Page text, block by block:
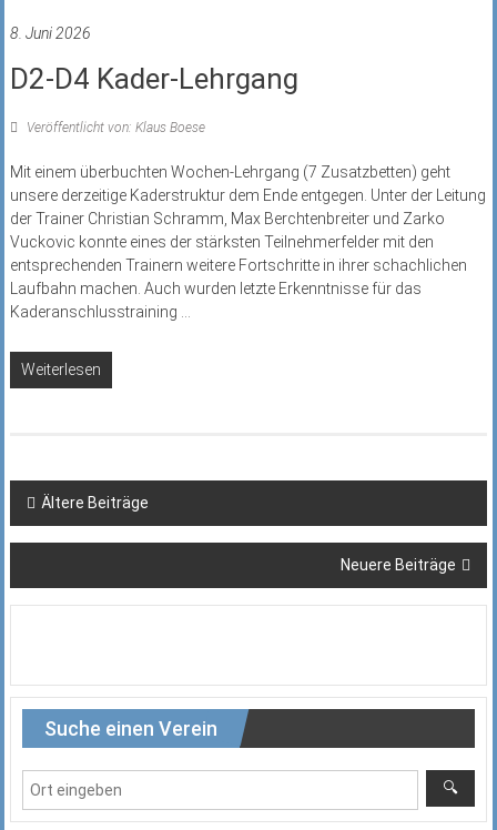
8. Juni 2026
D2-D4 Kader-Lehrgang
Veröffentlicht von: Klaus Boese
Mit einem überbuchten Wochen-Lehrgang (7 Zusatzbetten) geht
unsere derzeitige Kaderstruktur dem Ende entgegen. Unter der Leitung
der Trainer Christian Schramm, Max Berchtenbreiter und Zarko
Vuckovic konnte eines der stärksten Teilnehmerfelder mit den
entsprechenden Trainern weitere Fortschritte in ihrer schachlichen
Laufbahn machen. Auch wurden letzte Erkenntnisse für das
Kaderanschlusstraining
Weiterlesen
Beitragsnavigation
Ältere Beiträge
Neuere Beiträge
Suche einen Verein